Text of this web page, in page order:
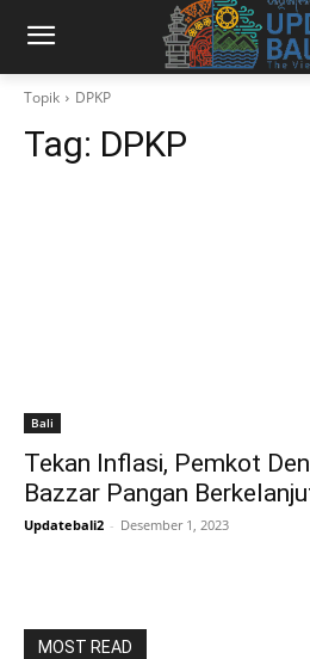
Topik DPKP
Tag: DPKP
Bali
Tekan Inflasi, Pemkot
Bazzar Pangan
Updatebali2 - Desember 1, 2023
MOST READ